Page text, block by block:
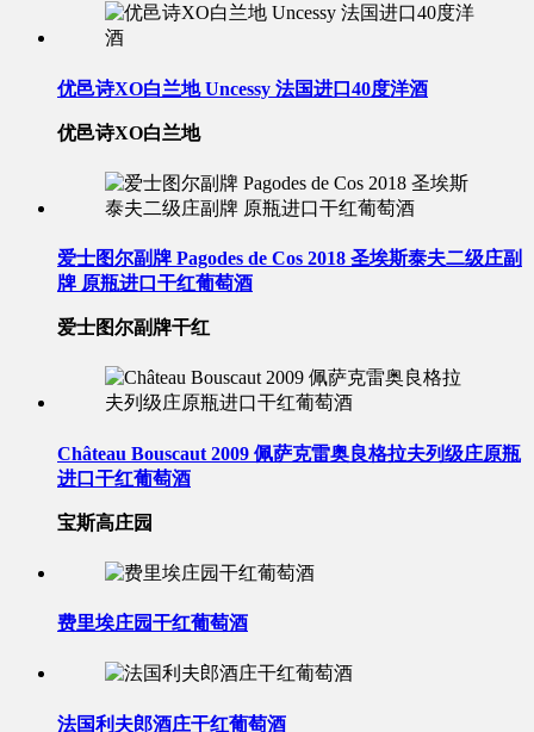
优邑诗XO白兰地 Uncessy 法国进口40度洋酒
优邑诗XO白兰地
爱士图尔副牌 Pagodes de Cos 2018 圣埃斯泰夫二级庄副
牌 原瓶进口干红葡萄酒
爱士图尔副牌干红
Château Bouscaut 2009 佩萨克雷奥良格拉夫列级庄原瓶
进口干红葡萄酒
宝斯高庄园
费里埃庄园干红葡萄酒
法国利夫郎酒庄干红葡萄酒